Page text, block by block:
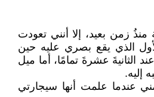
زمن بعيد، إلا أنني تعودت
الذي يقع بصري عليه حين
الثانيةَ عشرةَ تمامًا، أما ميل
إليه.
عندما علمت أنها سيجارتي